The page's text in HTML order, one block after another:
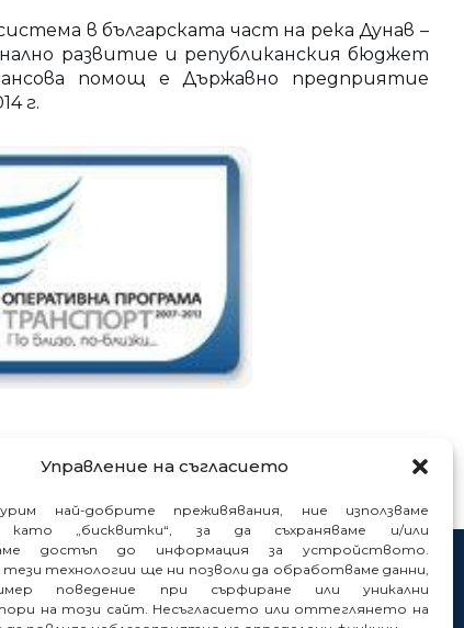
Управление на съгласието
най-добрите преживявания, ние използваме
като „бисквитки“, за да съхраняваме и/или
достъп до информация за устройството.
тези технологии ще ни позволи да обработваме данни,
поведение при сърфиране или уникални
на този сайт. Несъгласието или оттеглянето на
в българската част на река Дунав –
развитие и републиканския бюджет
помощ е Държавно предприятие
г.